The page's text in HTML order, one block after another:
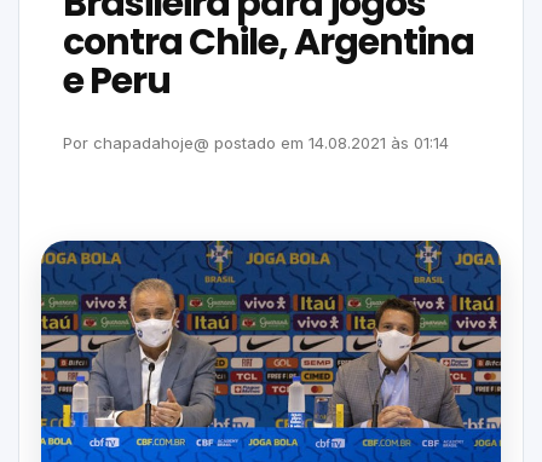
contra Chile, Argentina
e Peru
Por chapadahoje@ postado em 14.08.2021 às 01:14